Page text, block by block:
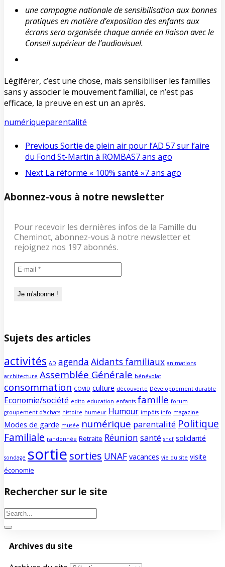
une campagne nationale de sensibilisation aux bonnes
pratiques en matière d’exposition des enfants aux
écrans sera organisée chaque année en liaison avec le
Conseil supérieur de l’audiovisuel.
Légiférer, c’est une chose, mais sensibiliser les familles
sans y associer le mouvement familial, ce n’est pas
efficace, la preuve en est un an après.
numériqueparentalité
Previous Sortie de plein air pour l’AD 57 sur l’aire
du Fond St-Martin à ROMBAS7 ans ago
Next La réforme « 100% santé »7 ans ago
Abonnez-vous à notre newsletter
Pour recevoir les dernières infos de la Famille du
Cheminot, abonnez-vous à notre newsletter et
rejoignez nos 197 abonnés.
Sujets des articles
activités AD agenda Aidants familiaux animations
architecture Assemblée Générale bénévolat
consommation COVID culture découverte Développement durable
Economie/société edito education enfants famille forum
groupement d'achats histoire humeur Humour impôts info magazine
Modes de garde musée numérique parentalité Politique
Familiale randonnée Retraite Réunion santé sncf solidarité
sondage sortie sorties UNAF vacances vie du site visite
économie
Rechercher sur le site
Archives du site